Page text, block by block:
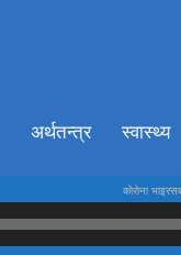
अर्थतन्त्र स्वास्थ्य
काेराेना